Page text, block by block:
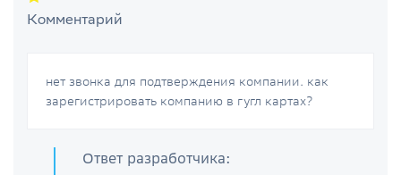
Комментарий
нет звонка для подтверждения компании. как
зарегистрировать компанию в гугл картах?
Ответ разработчика: